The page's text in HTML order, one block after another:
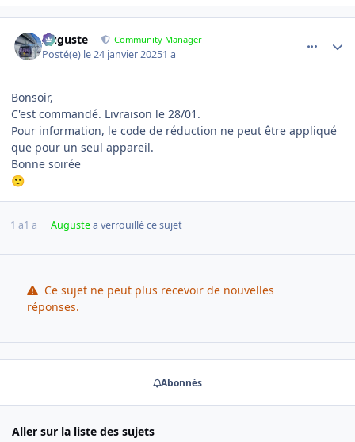
Auguste Community Manager
Posté(e) le 24 janvier 20251 a
Bonsoir,
C'est commandé. Livraison le 28/01.
Pour information, le code de réduction ne peut être appliqué
que pour un seul appareil.
Bonne soirée
🙂
1 a1 a Augustea verrouillé ce sujet
Ce sujet ne peut plus recevoir de nouvelles
réponses.
Abonnés
Aller sur la liste des sujets